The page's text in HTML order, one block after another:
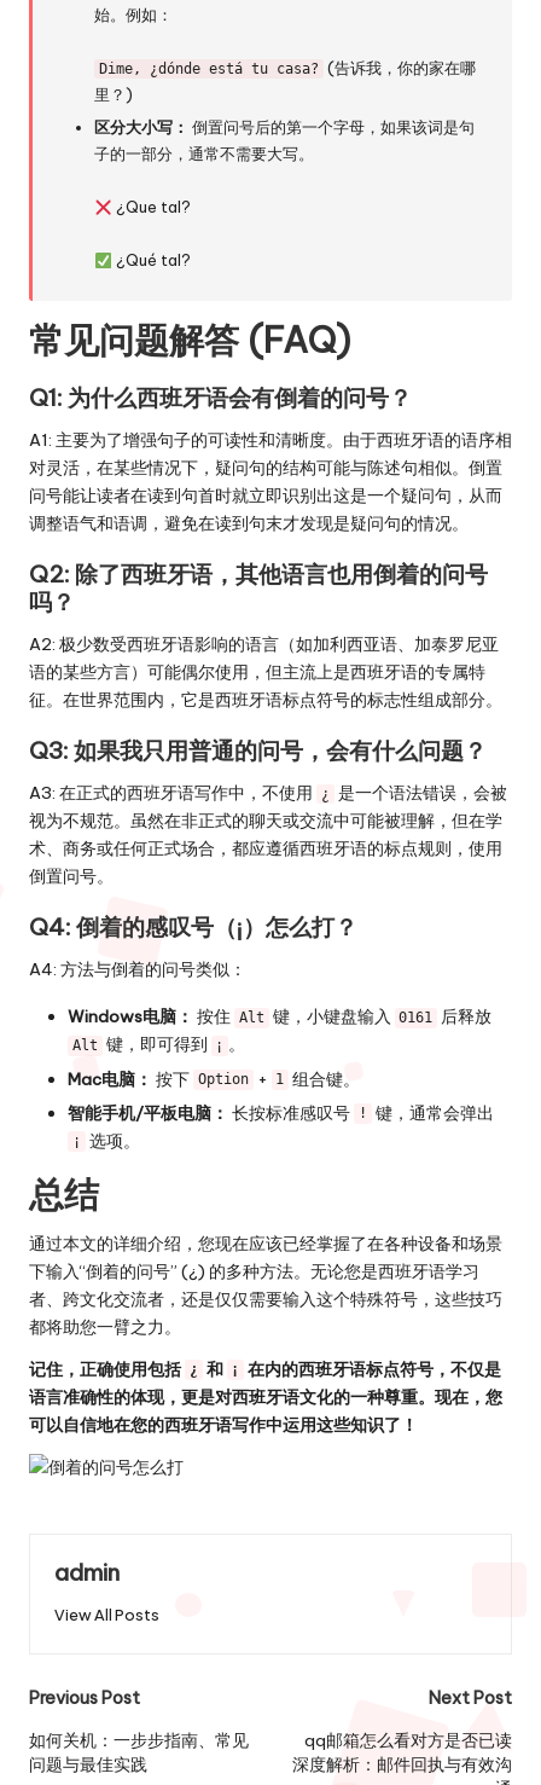
始。例如：
Dime, ¿dónde está tu casa? (告诉我，你的家在哪
里？)
区分大小写： 倒置问号后的第一个字母，如果该词是句
子的一部分，通常不需要大写。
¿Que tal?
¿Qué tal?
常见问题解答 (FAQ)
Q1: 为什么西班牙语会有倒着的问号？
A1: 主要为了增强句子的可读性和清晰度。由于西班牙语的语序相
对灵活，在某些情况下，疑问句的结构可能与陈述句相似。倒置
问号能让读者在读到句首时就立即识别出这是一个疑问句，从而
调整语气和语调，避免在读到句末才发现是疑问句的情况。
Q2: 除了西班牙语，其他语言也用倒着的问号
吗？
A2: 极少数受西班牙语影响的语言（如加利西亚语、加泰罗尼亚
语的某些方言）可能偶尔使用，但主流上是西班牙语的专属特
征。在世界范围内，它是西班牙语标点符号的标志性组成部分。
Q3: 如果我只用普通的问号，会有什么问题？
A3: 在正式的西班牙语写作中，不使用 ¿
是一个语法错误，会被
视为不规范。虽然在非正式的聊天或交流中可能被理解，但在学
术、商务或任何正式场合，都应遵循西班牙语的标点规则，使用
倒置问号。
Q4: 倒着的感叹号（¡）怎么打？
A4: 方法与倒着的问号类似：
Windows电脑： 按住 Alt 键，小键盘输入 0161 后释放
Alt 键，即可得到 ¡ 。
Mac电脑： 按下 Option + 1 组合键。
智能手机/平板电脑： 长按标准感叹号 ! 键，通常会弹出
¡ 选项。
总结
通过本文的详细介绍，您现在应该已经掌握了在各种设备和场景
下输入“倒着的问号” (¿) 的多种方法。无论您是西班牙语学习
者、跨文化交流者，还是仅仅需要输入这个特殊符号，这些技巧
都将助您一臂之力。
记住，正确使用包括 ¿ 和 ¡
在内的西班牙语标点符号，不仅是
语言准确性的体现，更是对西班牙语文化的一种尊重。现在，您
可以自信地在您的西班牙语写作中运用这些知识了！
admin
View All Posts
Post
navigation
Previous Post
如何关机：一步步指南、常见
问题与最佳实践
Next Post
qq邮箱怎么看对方是否已读
深度解析：邮件回执与有效沟